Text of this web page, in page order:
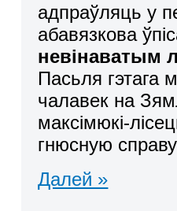
адпраўляць у
абавязкова
невінаватым
Пасьля гэтага
чалавек на
максімюкі-
гнюсную
Далей »